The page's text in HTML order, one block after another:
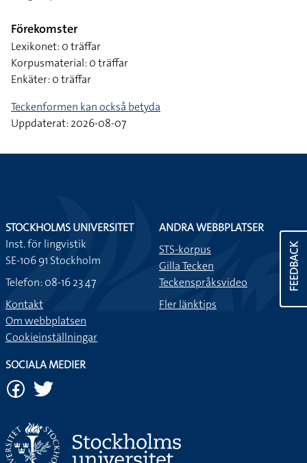
Förekomster
Lexikonet: 0 träffar
Korpusmaterial: 0 träffar
Enkäter: 0 träffar
Teckenformen kan också betyda
Uppdaterat: 2026-08-07
FEEDBACK
STOCKHOLMS UNIVERSITET
Inst. för lingvistik
SE-106 91 Stockholm
Telefon: 08-16 23 47
Kontakt
Om webbplatsen
Cookieinställningar
ANDRA WEBBPLATSER
STS-korpus
Gilla Tecken
Teckenspråksvideo
Fler länktips
SOCIALA MEDIER